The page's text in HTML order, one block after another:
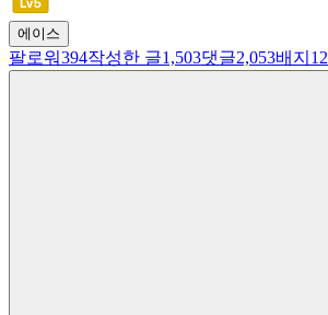
에이스
팔로워394작성한 글1,503댓글2,053배지 12